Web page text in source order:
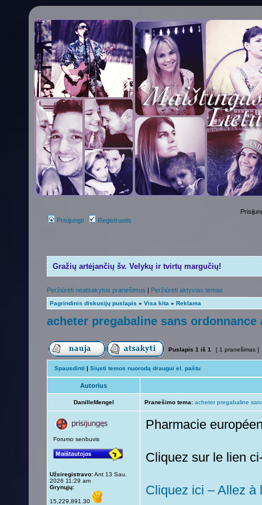
Prisijungti Registruotis
Gražių artėjančių šv. Velykų ir tvirtų margučių!
Peržiūrėti neatsakytus pranešimus | Peržiūrėti aktyvias temas
Pagrindinis diskusijų puslapis » Visa kita » Reklama
acheter pregabaline sans
Puslapis 1 iš 1 [ 1 pranešimas ]
Spausdinti | Siųsti temos nuorodą draugui el. paštu
Autorius
DanilleMengel Pranešimo tema: acheter pregabaline
Forumo senbuvis
Užsiregistravo:Ant 13 Sau,
2026 11:29 am
Grynųjų:
15,229,891.30
Pharmacie
Cliquez sur le lien
Cliquez ici – Allez à